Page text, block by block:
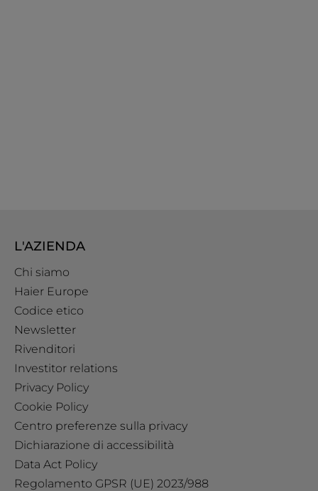
L'AZIENDA
Chi siamo
Haier Europe
Codice etico
Newsletter
Rivenditori
Investitor relations
Privacy Policy
Cookie Policy
Centro preferenze sulla privacy
Dichiarazione di accessibilità
Data Act Policy
Regolamento GPSR (UE) 2023/988